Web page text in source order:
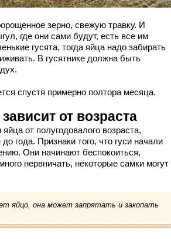
зерно, свежую травку. И
где они сами будут, есть все им
гусята, тогда яйца надо забирать
В гусятнике должна быть
спустя примерно полтора месяца.
от возраста
от полугодовалого возраста,
года. Признаки того, что гуси начали
Они начинают беспокоиться,
нервничать, некоторые самки могут
яйцо, она может запрятать и закопать